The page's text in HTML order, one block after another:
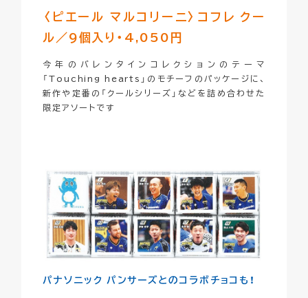
〈ピエール マルコリーニ〉 コフレ クー
ル／9個入り・4,050円
今年のバレンタインコレクションのテーマ
「Touching hearts」のモチーフのパッケージに、
新作や定番の「クールシリーズ」などを詰め合わせた
限定アソートです
パナソニック パンサーズとのコラボチョコも！